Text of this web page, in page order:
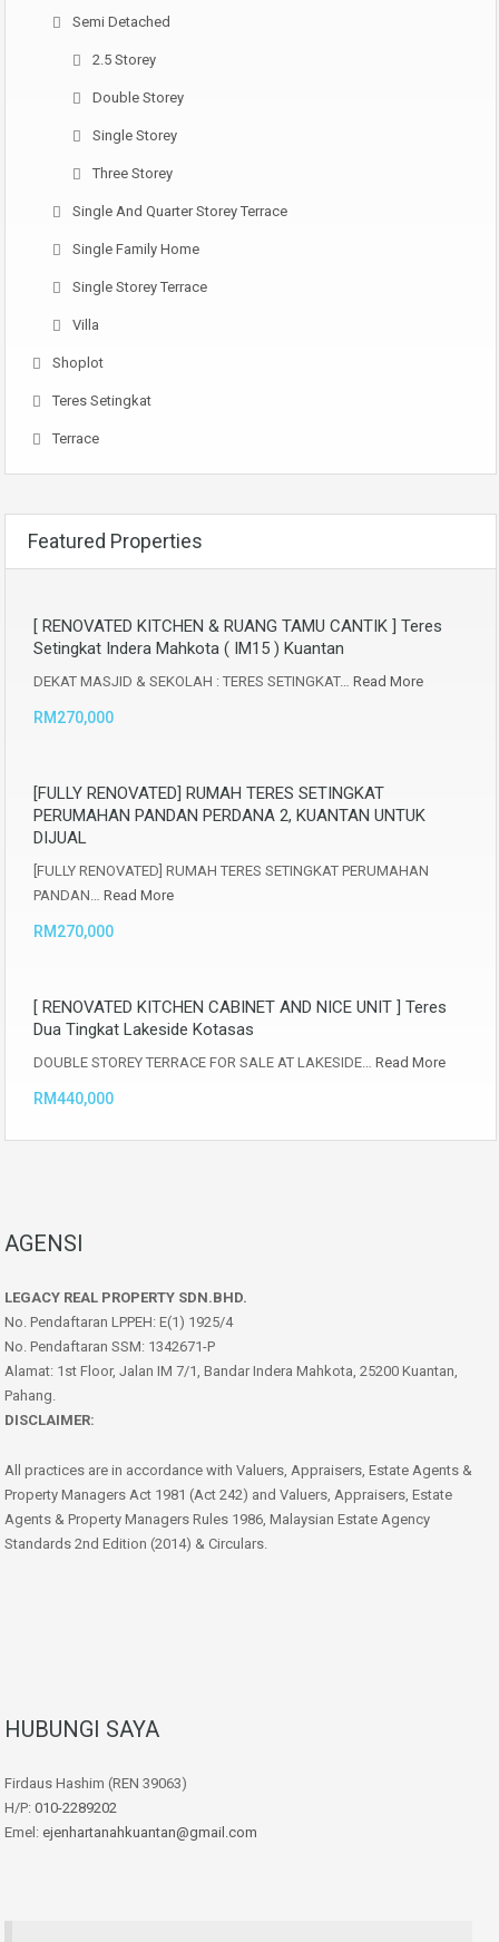
Semi Detached
2.5 Storey
Double Storey
Single Storey
Three Storey
Single And Quarter Storey Terrace
Single Family Home
Single Storey Terrace
Villa
Shoplot
Teres Setingkat
Terrace
Featured Properties
[ RENOVATED KITCHEN & RUANG TAMU CANTIK ] Teres
Setingkat Indera Mahkota ( IM15 ) Kuantan
DEKAT MASJID & SEKOLAH : TERES SETINGKAT… Read More
RM270,000
[FULLY RENOVATED] RUMAH TERES SETINGKAT
PERUMAHAN PANDAN PERDANA 2, KUANTAN UNTUK
DIJUAL
[FULLY RENOVATED] RUMAH TERES SETINGKAT PERUMAHAN
PANDAN… Read More
RM270,000
[ RENOVATED KITCHEN CABINET AND NICE UNIT ] Teres
Dua Tingkat Lakeside Kotasas
DOUBLE STOREY TERRACE FOR SALE AT LAKESIDE… Read More
RM440,000
AGENSI
LEGACY REAL PROPERTY SDN.BHD.
No. Pendaftaran LPPEH: E(1) 1925/4
No. Pendaftaran SSM: 1342671-P
Alamat: 1st Floor, Jalan IM 7/1, Bandar Indera Mahkota, 25200 Kuantan,
Pahang.
DISCLAIMER:
All practices are in accordance with Valuers, Appraisers, Estate Agents &
Property Managers Act 1981 (Act 242) and Valuers, Appraisers, Estate
Agents & Property Managers Rules 1986, Malaysian Estate Agency
Standards 2nd Edition (2014) & Circulars.
HUBUNGI SAYA
Firdaus Hashim (REN 39063)
H/P: 010-2289202
Emel: ejenhartanahkuantan@gmail.com